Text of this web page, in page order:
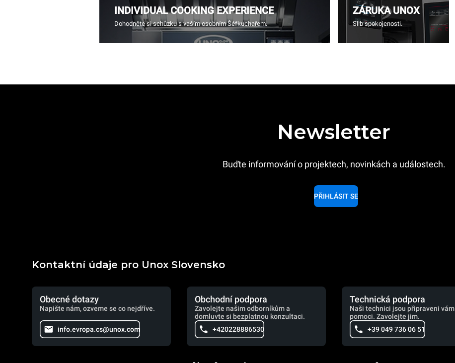
INDIVIDUAL COOKING EXPERIENCE
Dohodněte si schůzku s vaším osobním Šéfkuchařem.
ZÁRUKA UNOX
Slib spokojenosti.
Newsletter
Buďte informování o projektech, novinkách a událostech.
PŘIHLÁSIT SE
Kontaktní údaje pro Unox Slovensko
Obecné dotazy
Napište nám, ozveme se co nejdříve.
info.evropa.cs@unox.com
Obchodní podpora
Zavolejte našim odborníkům a
domluvte si bezplatnou konzultaci.
+420228886530
Technická podpora
Naši technici jsou připraveni vám
pomoci. Zavolejte jim.
+39 049 736 06 51